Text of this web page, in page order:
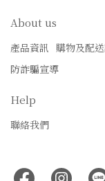
About us
產品資訊 購物及配
防詐騙宣導
Help
聯絡我們